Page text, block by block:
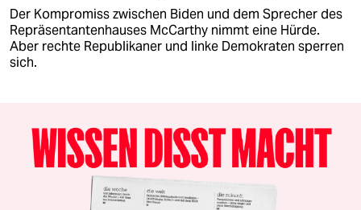
Der Kompromiss zwischen Biden und dem Sprecher des
Repräsentantenhauses McCarthy nimmt eine Hürde.
Aber rechte Republikaner und linke Demokraten sperren
sich.